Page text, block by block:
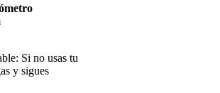
Si no usas tu
y sigues